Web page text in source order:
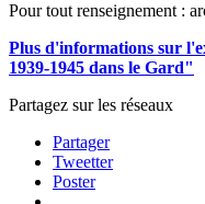
Pour tout renseignement :
Plus d'informations sur
1939-1945 dans le Gard"
Partagez sur les réseaux
Partager
Tweetter
Poster